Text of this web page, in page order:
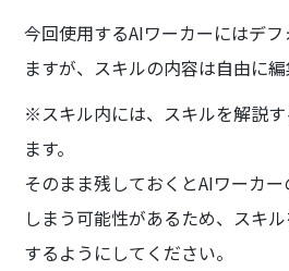
今回使用するAIワーカーにはデ
ますが、スキルの内容は自由に編
※スキル内には、スキルを解説
ます。
そのまま残しておくとAIワーカ
しまう可能性があるため、スキ
するようにしてください。